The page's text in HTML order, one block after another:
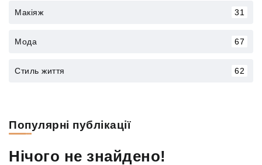
Макіяж 31
Мода 67
Стиль життя 62
Популярні публікації
Нічого не знайдено!